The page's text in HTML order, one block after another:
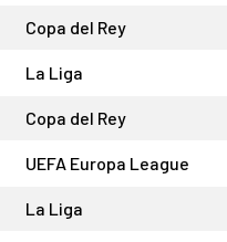
Copa del Rey
La Liga
Copa del Rey
UEFA Europa League
La Liga